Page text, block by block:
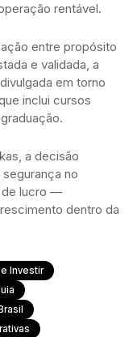
rentável.
entre propósito
e validada, a
em torno
inclui cursos
a decisão
no
de lucro —
dentro da
Investir